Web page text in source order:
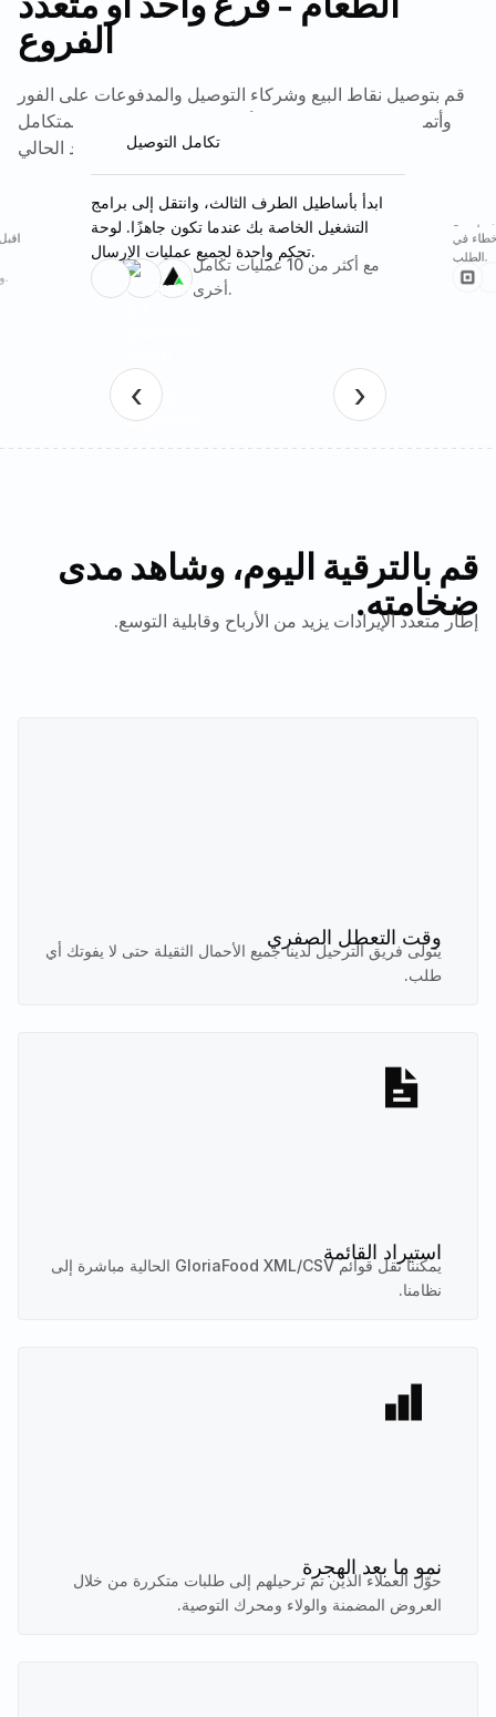
الفروع
قم بتوصيل نقاط البيع وشركاء التوصيل والمدفوعات على الفور
وأتمتة لوجستيات المرحلة الأخيرة من خلال برنامجنا المتكامل
برنامج توصيل الطعامتكامل التوصيل
ابدأ بأساطيل الطرف الثالث، وانتقل إلى برامج
التشغيل الخاصة بك عندما تكون جاهزًا. لوحة
تحكم واحدة لجميع عمليات الإرسال.
مع أكثر من 10 عمليات تكامل
أخرى.
تكامل التوصيل
ابدأ بأساطيل الطرف الثالث، وانتقل إلى برامج
التشغيل الخاصة بك عندما تكون جاهزًا. لوحة
تحكم واحدة لجميع عمليات الإرسال.
مع أكثر من 10 عمليات تكامل
‹ ›
قم بالترقية اليوم، وشاهد مدى
ضخامته.
إطار متعدد الإيرادات يزيد من الأرباح وقابلية التوسع.
وقت التعطل الصفري
يتولى فريق الترحيل لدينا جميع الأحمال الثقيلة حتى لا يفوتك أي
طلب.
استيراد القائمة
يمكننا نقل قوائم GloriaFood XML/CSV الحالية مباشرة إلى
نظامنا.
نمو ما بعد الهجرة
حوّل العملاء الذين تم ترحيلهم إلى طلبات متكررة من خلال
العروض المضمنة والولاء ومحرك التوصية.